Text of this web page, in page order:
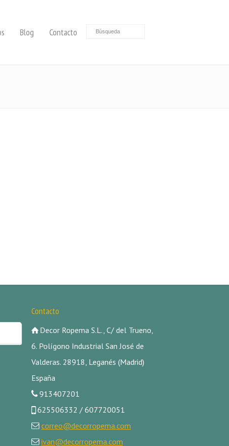
Blog Contacto
Contacto
Decor Ropema S.L., C/ del Trueno,
6. Polígono Industrial San José de
Valderas. 28918, Leganés (Madrid)
España
913407201
625506332 / 607720051
correo@decorropema.com
ivan@decorropema.com